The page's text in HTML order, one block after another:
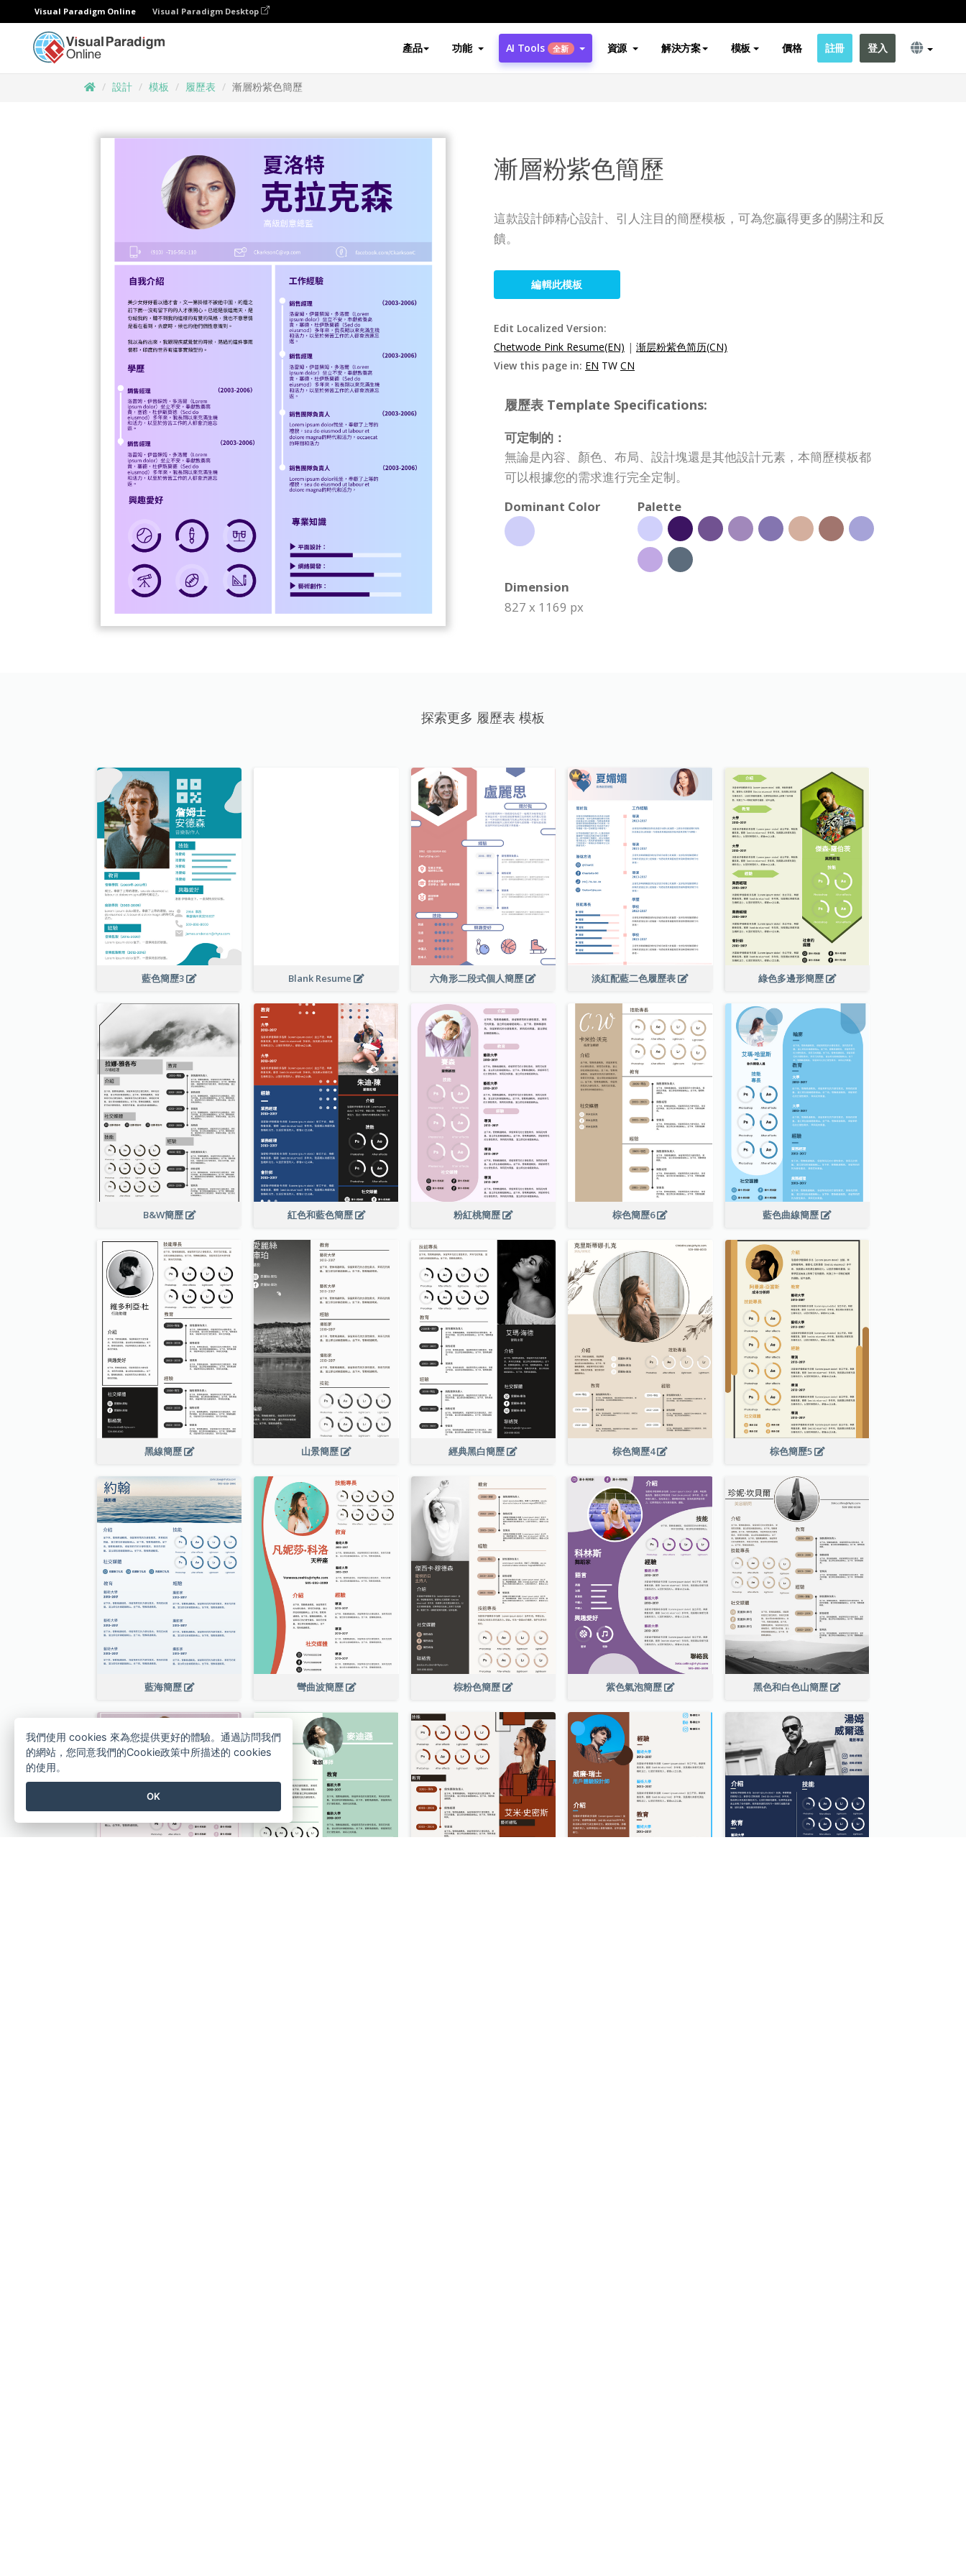
Visual Paradigm Online Visual Paradigm Desktop
產品 功能 AI Tools 全新 資源 解決方案 模板 價格 註冊 登入
設計 模板 履歷表 漸層粉紫色簡歷
漸層粉紫色簡歷
這款設計師精心設計、引人注目的簡歷模板，可為您贏得更多的關注和反
饋。
編輯此模板
Edit Localized Version:
Chetwode Pink Resume(EN) | 渐层粉紫色简历(CN)
View this page in: EN TW CN
履歷表 Template Specifications:
可定制的：
無論是內容、顏色、布局、設計塊還是其他設計元素，本簡歷模板都
可以根據您的需求進行完全定制。
Dominant Color
Palette
Dimension
827 x 1169 px
探索更多 履歷表 模板
藍色簡歷3 Blank Resume 六角形二段式個人簡歷 淡紅配藍二色履歷表 綠色多邊形簡歷
B&W簡歷 紅色和藍色簡歷 粉紅桃簡歷 棕色簡歷6 藍色曲線簡歷
黑線簡歷 山景簡歷 經典黑白簡歷 棕色簡歷4 棕色簡歷5
藍海簡歷 彎曲波簡歷 棕粉色簡歷 紫色氣泡簡歷 黑色和白色山簡歷
我們使用 cookies 來為您提供更好的體驗。通過訪問我們
的網站，您同意我們的Cookie政策中所描述的 cookies
的使用。
OK